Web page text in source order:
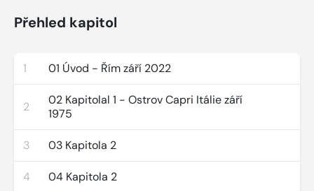
Přehled kapitol
1 01 Úvod - Řím září 2022
2
02 Kapitolal 1 - Ostrov Capri Itálie září
1975
3 03 Kapitola 2
4 04 Kapitola 2